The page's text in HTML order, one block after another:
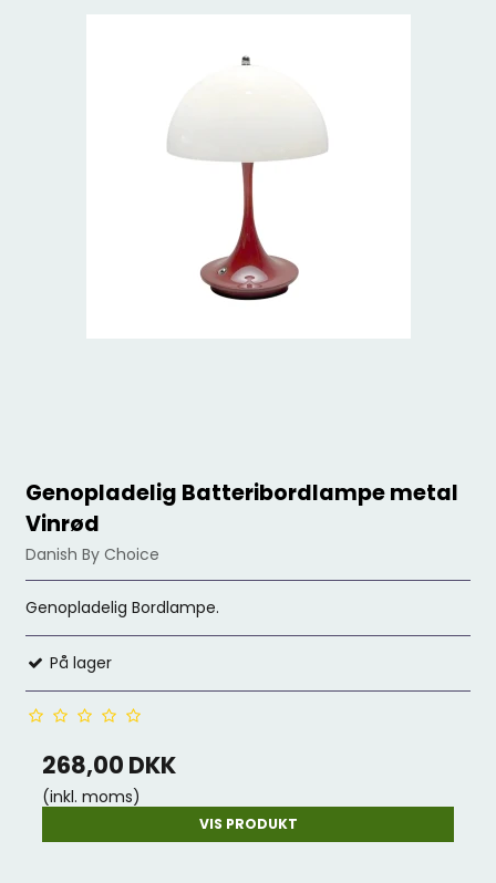
Genopladelig Batteribordlampe metal
Vinrød
Danish By Choice
Genopladelig Bordlampe.
På lager
268,00 DKK
(inkl. moms)
VIS PRODUKT